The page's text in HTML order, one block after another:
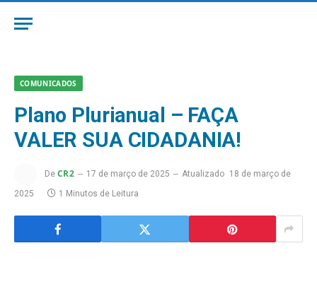
COMUNICADOS
Plano Plurianual – FAÇA
VALER SUA CIDADANIA!
De CR2 17 de março de 2025 Atualizado 18 de março de
2025
1 Minutos de Leitura